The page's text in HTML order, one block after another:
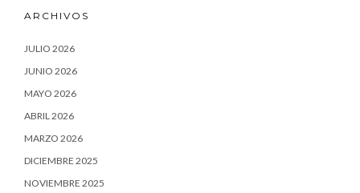
ARCHIVOS
JULIO 2026
JUNIO 2026
MAYO 2026
ABRIL 2026
MARZO 2026
DICIEMBRE 2025
NOVIEMBRE 2025